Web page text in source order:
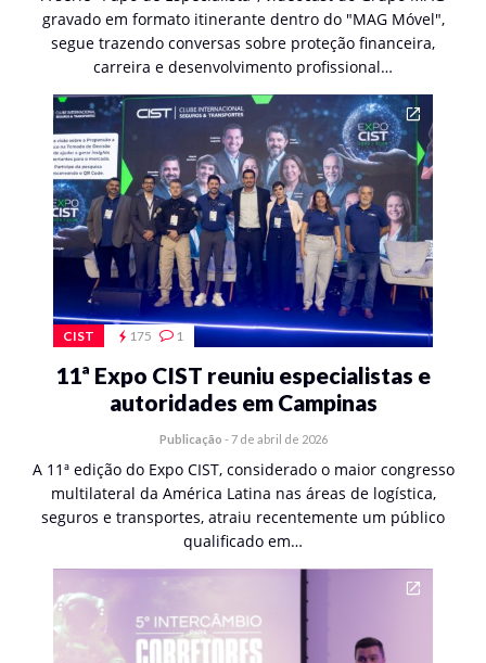
gravado em formato itinerante dentro do "MAG Móvel",
segue trazendo conversas sobre proteção financeira,
carreira e desenvolvimento profissional…
CIST 175 1
11ª Expo CIST reuniu especialistas e
autoridades em Campinas
Publicação - 7 de abril de 2026
A 11ª edição do Expo CIST, considerado o maior congresso
multilateral da América Latina nas áreas de logística,
seguros e transportes, atraiu recentemente um público
qualificado em…